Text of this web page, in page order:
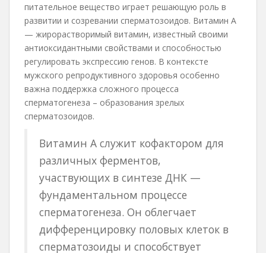
питательное вещество играет решающую роль в
развитии и созревании сперматозоидов. Витамин А
— жирорастворимый витамин, известный своими
антиоксидантными свойствами и способностью
регулировать экспрессию генов. В контексте
мужского репродуктивного здоровья особенно
важна поддержка сложного процесса
сперматогенеза – образования зрелых
сперматозоидов.
Витамин А служит кофактором для
различных ферментов,
участвующих в синтезе ДНК —
фундаментальном процессе
сперматогенеза. Он облегчает
дифференцировку половых клеток в
сперматозоиды и способствует